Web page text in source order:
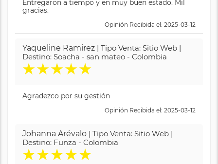
Entregaron a tiempo y en muy buen estado. Mil
gracias.
Opinión Recibida el: 2025-03-12
Yaqueline Ramirez | Tipo Venta: Sitio Web |
Destino: Soacha - san mateo - Colombia
★★★★★
Agradezco por su gestión
Opinión Recibida el: 2025-03-12
Johanna Arévalo | Tipo Venta: Sitio Web |
Destino: Funza - Colombia
★★★★★